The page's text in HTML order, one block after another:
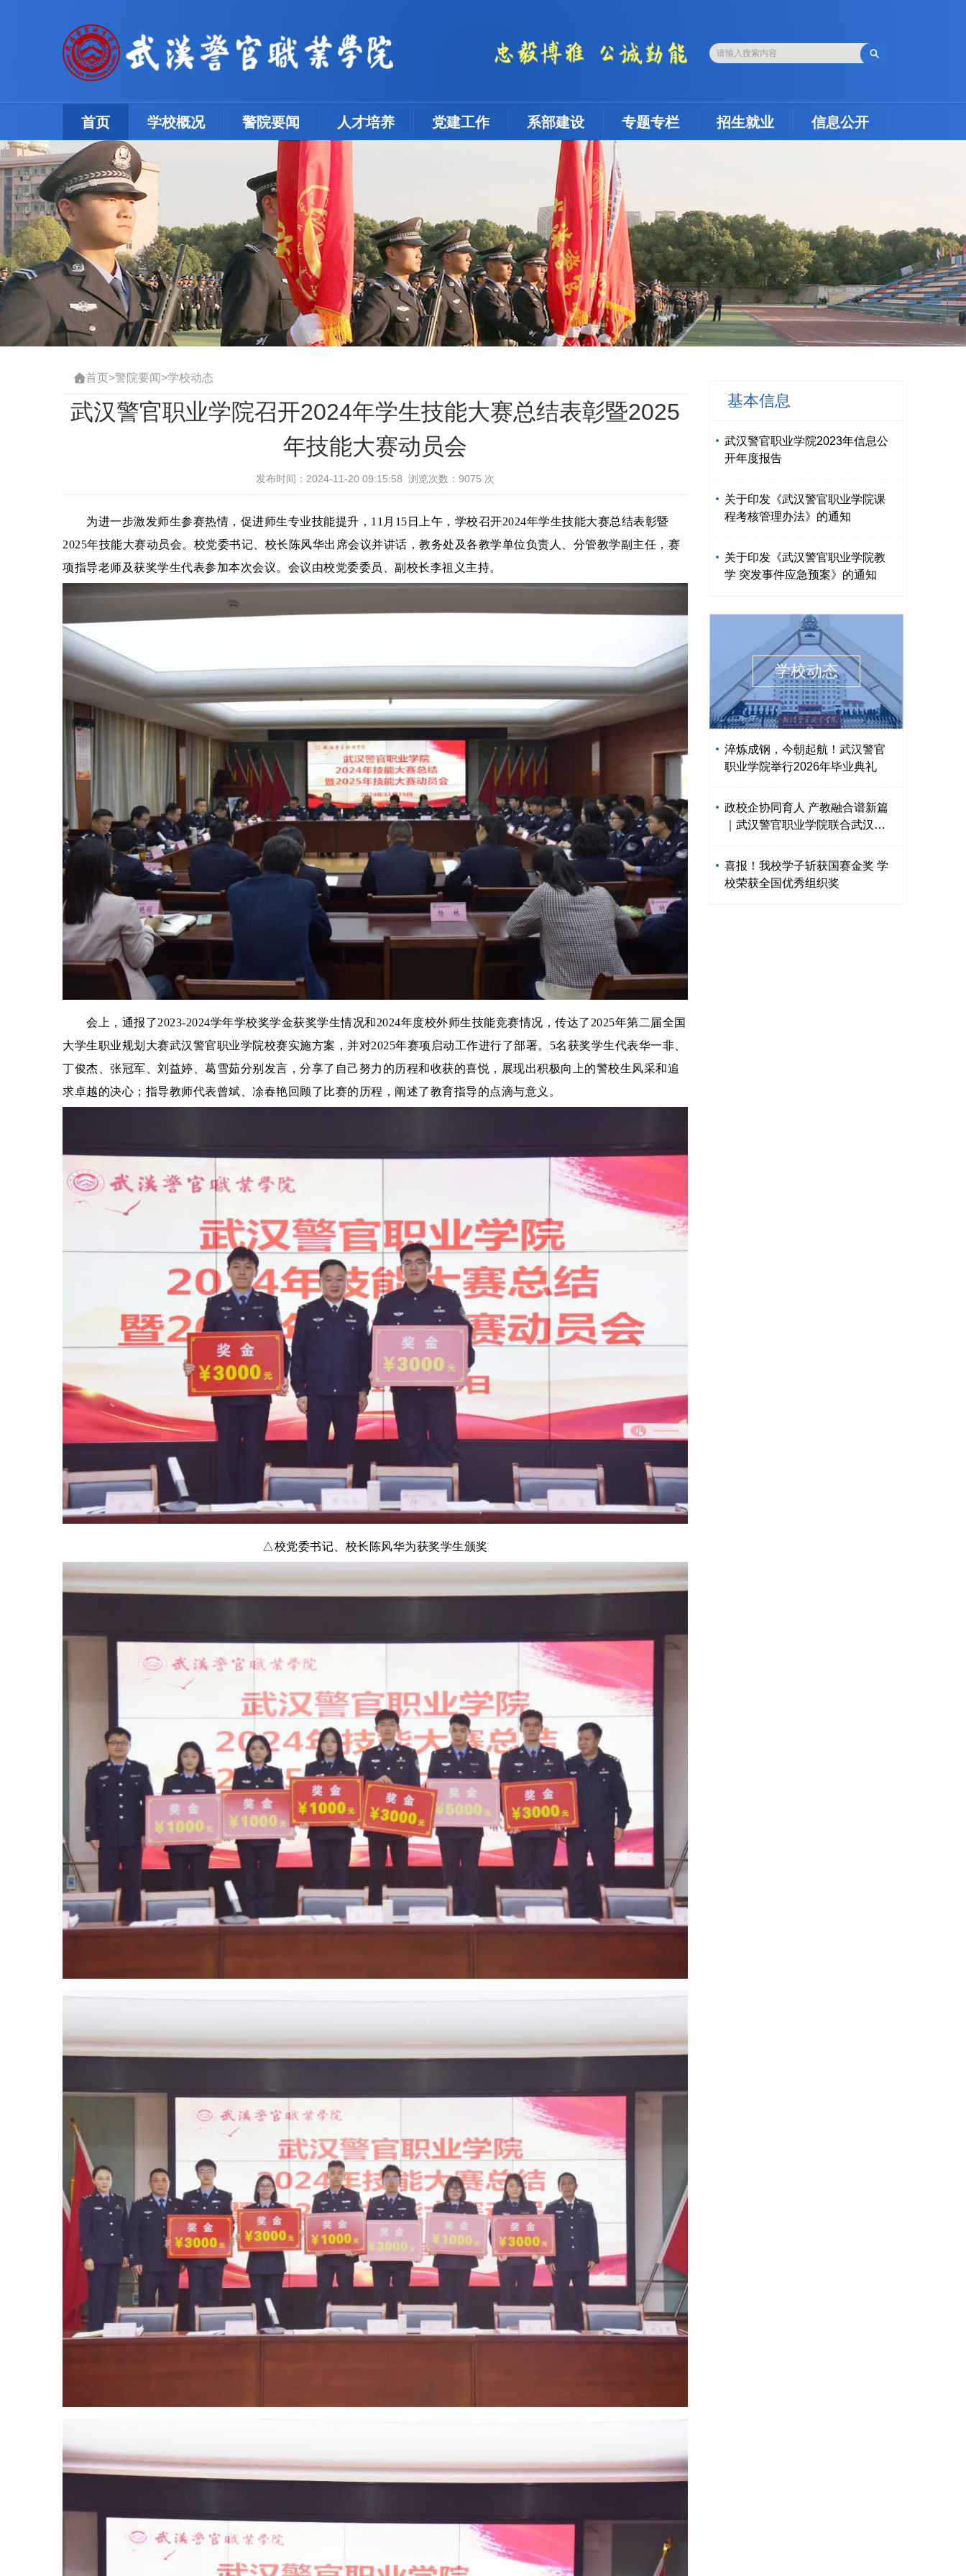

首页(current)学校概况 警院要闻 人才培养 党建工作 系部建设 专题专栏 招生就业 信息公开
首页>警院要闻 >学校动态
武汉警官职业学院召开2024年学生技能大赛总结表彰暨2025
年技能大赛动员会
发布时间：2024-11-20 09:15:58 浏览次数： 9075 次
为进一步激发师生参赛热情，促进师生专业技能提升，11月15日上午，学校召开2024年学生技能大赛总结表彰暨
2025年技能大赛动员会。校党委书记、校长陈风华出席会议并讲话，教务处及各教学单位负责人、分管教学副主任，赛
项指导老师及获奖学生代表参加本次会议。会议由校党委委员、副校长李祖义主持。
会上，通报了2023-2024学年学校奖学金获奖学生情况和2024年度校外师生技能竞赛情况，传达了2025年第二届全国
大学生职业规划大赛武汉警官职业学院校赛实施方案，并对2025年赛项启动工作进行了部署。5名获奖学生代表华一非、
丁俊杰、张冠军、刘益婷、葛雪茹分别发言，分享了自己努力的历程和收获的喜悦，展现出积极向上的警校生风采和追
求卓越的决心；指导教师代表曾斌、凃春艳回顾了比赛的历程，阐述了教育指导的点滴与意义。
△校党委书记、校长陈风华为获奖学生颁奖
基本信息
武汉警官职业学院2023年信息公
开年度报告
关于印发《武汉警官职业学院课
程考核管理办法》的通知
关于印发《武汉警官职业学院教
学 突发事件应急预案》的通知
学校动态
淬炼成钢，今朝起航！武汉警官
职业学院举行2026年毕业典礼
政校企协同育人 产教融合谱新篇
｜武汉警官职业学院联合武汉京
工程师订单班揭牌仪式
喜报！我校学子斩获国赛金奖 学
校荣获全国优秀组织奖